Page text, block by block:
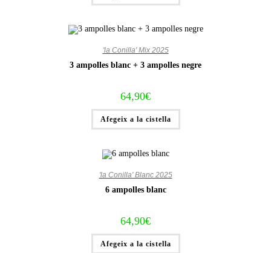
'la Conilla' Mix 2025
3 ampolles blanc + 3 ampolles negre
64,90€
Afegeix a la cistella
'la Conilla' Blanc 2025
6 ampolles blanc
64,90€
Afegeix a la cistella